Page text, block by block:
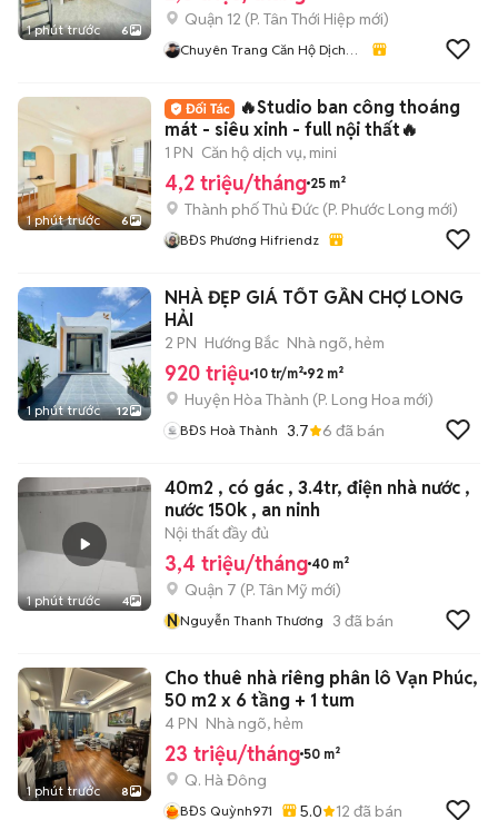
1 phút trước 6
Quận 12 (P. Tân Thới Hiệp mới)
Chuyên Trang Căn Hộ Dịch
1 phút trước 6
🔥Studio ban công thoáng
mát - siêu xinh - full nội thất🔥
1 PN Căn hộ dịch vụ, mini
4,2 triệu/tháng 25 m²
Thành phố Thủ Đức (P. Phước Long mới)
BĐS Phương Hifriendz
1 phút trước 12
NHÀ ĐẸP GIÁ TỐT GẦN CHỢ LONG
HẢI
2 PN Hướng Bắc Nhà ngõ, hẻm
920 triệu 10 tr/m² 92 m²
Huyện Hòa Thành (P. Long Hoa mới)
BĐS Hoà Thành 3.7 6 đã bán
1 phút trước 4
40m2 , có gác , 3.4tr, điện nhà nước ,
nước 150k , an ninh
Nội thất đầy đủ
3,4 triệu/tháng 40 m²
Quận 7 (P. Tân Mỹ mới)
NNguyễn Thanh Thương 3 đã bán
1 phút trước 8
Cho thuê nhà riêng phân lô Vạn Phúc,
50 m2 x 6 tầng + 1 tum
4 PN Nhà ngõ, hẻm
23 triệu/tháng 50 m²
Q. Hà Đông
BĐS Quỳnh971 5.0 12 đã bán